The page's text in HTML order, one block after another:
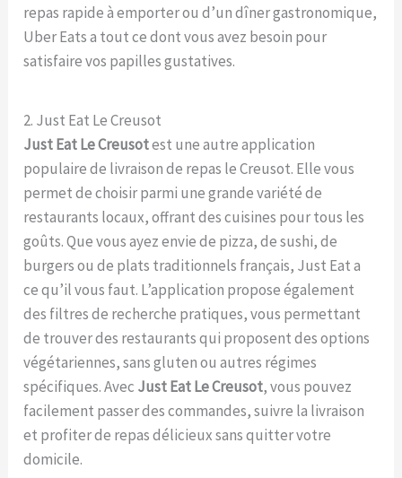
repas rapide à emporter ou d’un dîner gastronomique,
Uber Eats a tout ce dont vous avez besoin pour
satisfaire vos papilles gustatives.
2. Just Eat Le Creusot
Just Eat Le Creusotest une autre application
populaire de livraison de repas le Creusot. Elle vous
permet de choisir parmi une grande variété de
restaurants locaux, offrant des cuisines pour tous les
goûts. Que vous ayez envie de pizza, de sushi, de
burgers ou de plats traditionnels français, Just Eat a
ce qu’il vous faut. L’application propose également
des filtres de recherche pratiques, vous permettant
de trouver des restaurants qui proposent des options
végétariennes, sans gluten ou autres régimes
spécifiques. Avec Just Eat Le Creusot, vous pouvez
facilement passer des commandes, suivre la livraison
et profiter de repas délicieux sans quitter votre
domicile.